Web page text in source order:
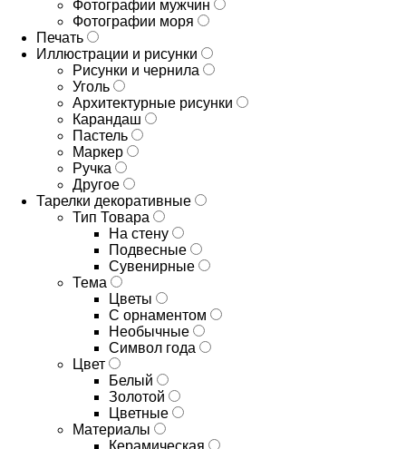
Фотографии мужчин
Фотографии моря
Печать
Иллюстрации и рисунки
Рисунки и чернила
Уголь
Архитектурные рисунки
Карандаш
Пастель
Маркер
Ручка
Другое
Тарелки декоративные
Тип Товара
На стену
Подвесные
Сувенирные
Тема
Цветы
С орнаментом
Необычные
Символ года
Цвет
Белый
Золотой
Цветные
Материалы
Керамическая